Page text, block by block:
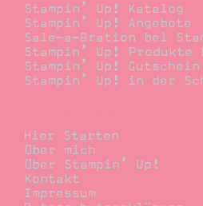
Stampin’ Up! Katalog
Stampin’ Up! Angebote
Sale-a-Bration bei
Stampin’ Up!
Stampin’ Up! Gutschein
Stampin’ Up! in der
Hier Starten
Über mich
Über Stampin’ Up!
Kontakt
Impressum